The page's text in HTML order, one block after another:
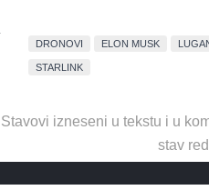
DRONOVI ELON MUSK
STARLINK
Stavovi izneseni u tekstu i u
stav